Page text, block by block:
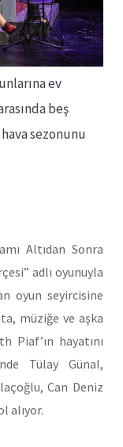
ev
beş
sezonunu
Altıdan Sonra
adlı oyunuyla
oyun seyircisine
müziğe ve aşka
Piaf’ın hayatını
Tülay Günal,
Can Deniz
alıyor.